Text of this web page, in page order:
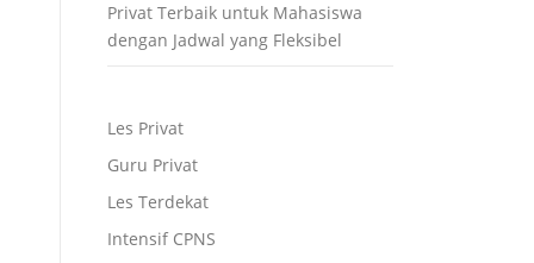
Privat Terbaik untuk Mahasiswa
dengan Jadwal yang Fleksibel
Les Privat
Guru Privat
Les Terdekat
Intensif CPNS